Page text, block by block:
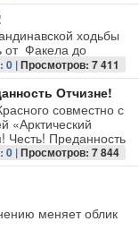
ходьбы
от Факела до
0 |Просмотров: 7 411
Отчизне!
совместно с
«Арктический
Честь! Преданность
0 |Просмотров: 7 844
меняет облик